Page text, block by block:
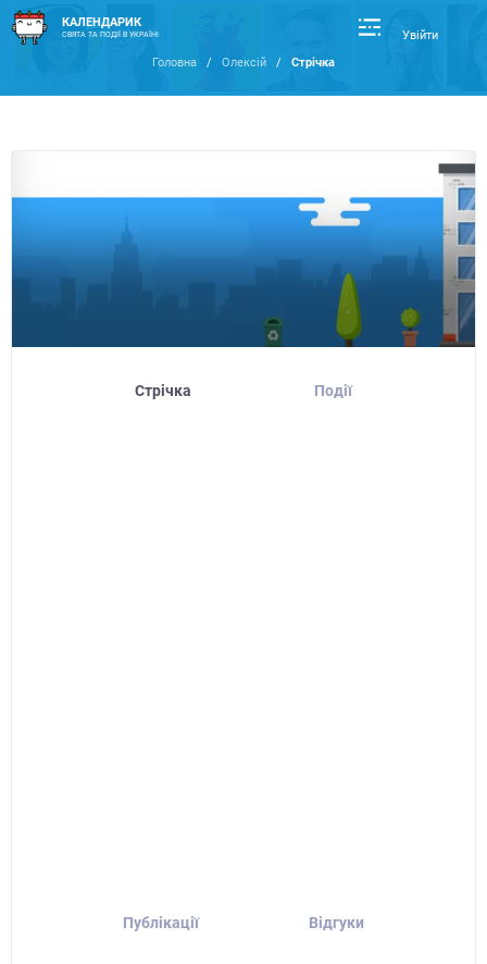
КАЛЕНДАРИК
СВЯТА ТА ПОДІЇ В УКРАЇНІ
Увійти
Головна
/ Олексій / Стрічка
Стрічка Події
Публікації Відгуки